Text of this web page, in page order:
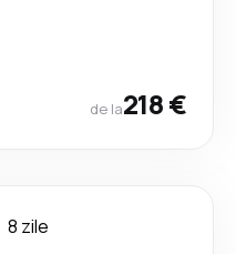
de la218 €
8 zile